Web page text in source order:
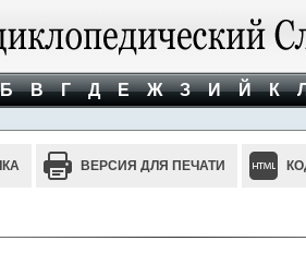
В Г Д Е Ж З И Й К
ВЕРСИЯ ДЛЯ ПЕЧАТИ